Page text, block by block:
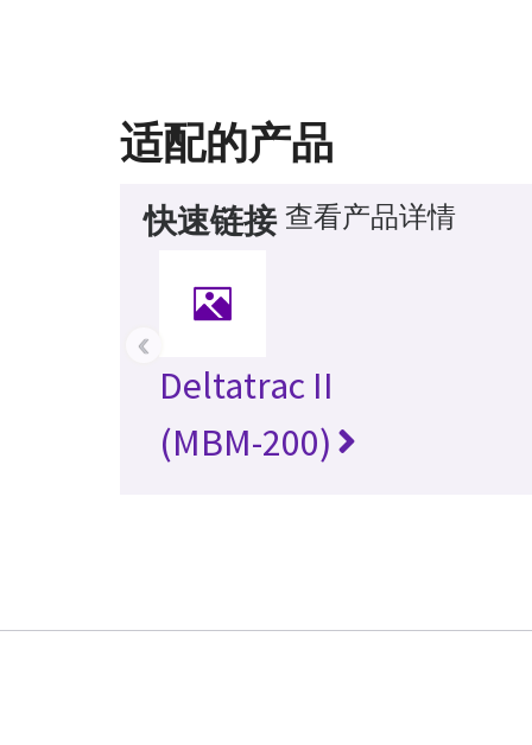
适配的产品
快速链接 查看产品详情
Deltatrac II
(MBM-200)
‹